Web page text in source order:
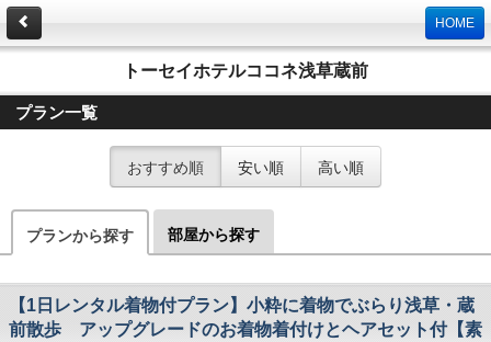
HOME
トーセイホテルココネ浅草蔵前
プラン一覧
おすすめ順 安い順 高い順
プランから探す 部屋から探す
【1日レンタル着物付プラン】小粋に着物でぶらり浅草・蔵
前散歩 アップグレードのお着物着付けとヘアセット付【素